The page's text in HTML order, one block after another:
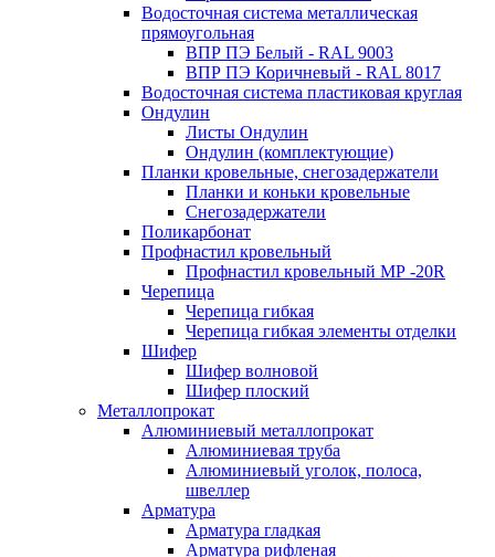
Водосточная система металлическая
прямоугольная
ВПР ПЭ Белый - RAL 9003
ВПР ПЭ Коричневый - RAL 8017
Водосточная система пластиковая круглая
Ондулин
Листы Ондулин
Ондулин (комплектующие)
Планки кровельные, снегозадержатели
Планки и коньки кровельные
Снегозадержатели
Поликарбонат
Профнастил кровельный
Профнастил кровельный МР -20R
Черепица
Черепица гибкая
Черепица гибкая элементы отделки
Шифер
Шифер волновой
Шифер плоский
Металлопрокат
Алюминиевый металлопрокат
Алюминиевая труба
Алюминиевый уголок, полоса,
швеллер
Арматура
Арматура гладкая
Арматура рифленая